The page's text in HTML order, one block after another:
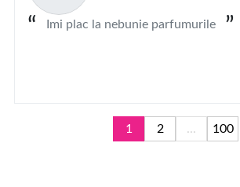
Imi plac la nebunie parfumurile
1 2 ... 100